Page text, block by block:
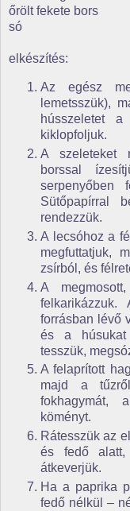
őrölt fekete bors
só
elkészítés:
Az egész
lemetsszük),
hússzeletet
kiklopfoljuk.
A szeleteket
borssal
serpenyőben
Sütőpapírral
rendezzük.
A lecsóhoz a
megfuttatjuk,
zsírból, és
A
felkarikázzuk.
forrásban lévő
és a húsukat
tesszük,
A felaprított
majd a
fokhagymát,
köményt.
Rátesszük az
és fedő
átkeverjük.
Ha a paprika
fedő nélkül –